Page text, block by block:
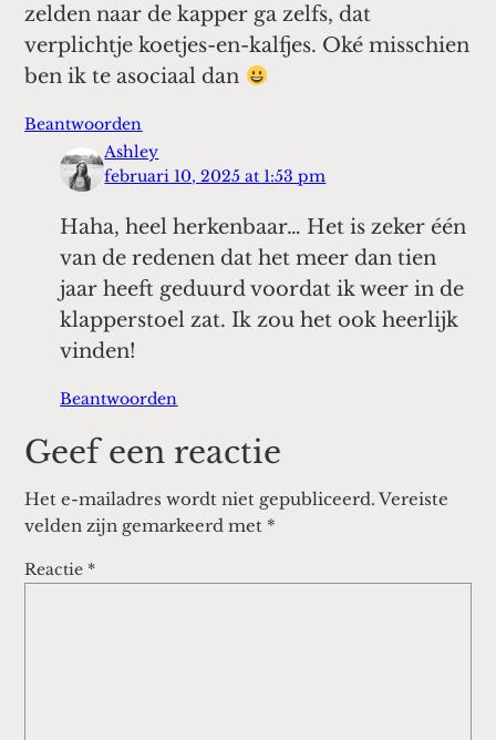
zelden naar de kapper ga zelfs, dat
verplichtje koetjes-en-kalfjes. Oké misschien
ben ik te asociaal dan
Beantwoorden
Ashley
februari 10, 2025 at 1:53 pm
Haha, heel herkenbaar… Het is zeker één
van de redenen dat het meer dan tien
jaar heeft geduurd voordat ik weer in de
klapperstoel zat. Ik zou het ook heerlijk
vinden!
Beantwoorden
Geef een reactie
Het e-mailadres wordt niet gepubliceerd. Vereiste
velden zijn gemarkeerd met *
Reactie *